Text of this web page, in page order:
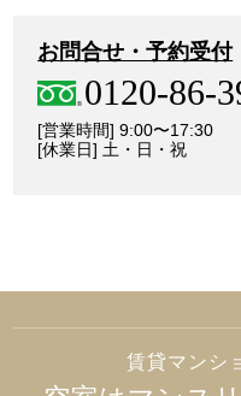
お問合せ・予約受付
0120-86-
[営業時間] 9:00〜17:30
[休業日] 土・日・祝
賃貸マンシ